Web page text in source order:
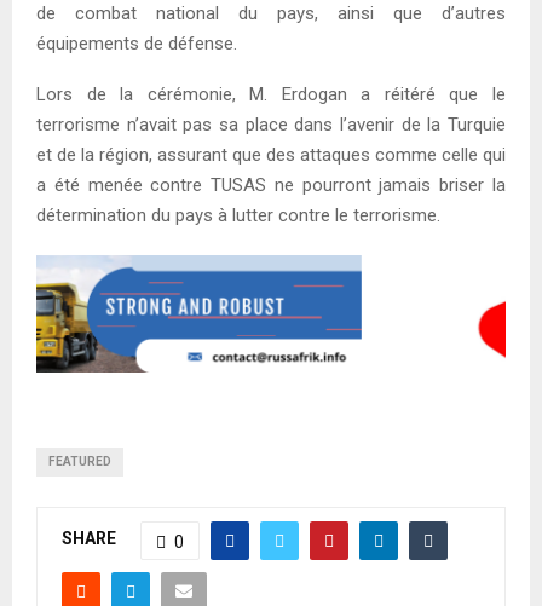
de combat national du pays, ainsi que d’autres
équipements de défense.
Lors de la cérémonie, M. Erdogan a réitéré que le
terrorisme n’avait pas sa place dans l’avenir de la Turquie
et de la région, assurant que des attaques comme celle qui
a été menée contre TUSAS ne pourront jamais briser la
détermination du pays à lutter contre le terrorisme.
FEATURED
SHARE 0